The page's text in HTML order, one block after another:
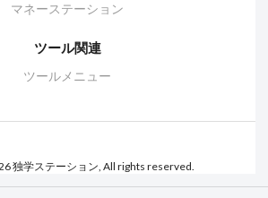
マネーステーション
ツール関連
ツールメニュー
独学ステーション, All rights reserved.